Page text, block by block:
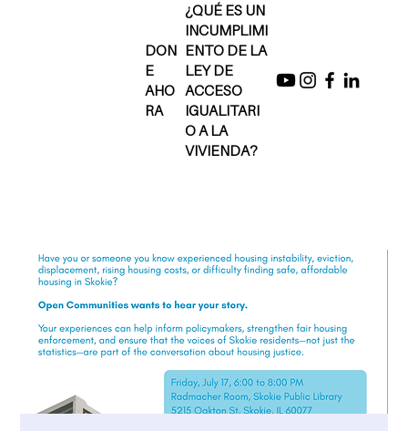
DON
E
AHO
RA
¿QUÉ ES UN
INCUMPLIMI
ENTO DE LA
LEY DE
ACCESO
IGUALITARI
O A LA
VIVIENDA?